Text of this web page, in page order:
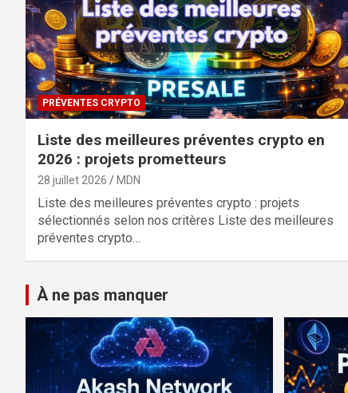
PRÉVENTES CRYPTO
Liste des meilleures préventes crypto en
2026 : projets prometteurs
28 juillet 2026 MDN
Liste des meilleures préventes crypto : projets
sélectionnés selon nos critères Liste des meilleures
préventes crypto…
À ne pas manquer